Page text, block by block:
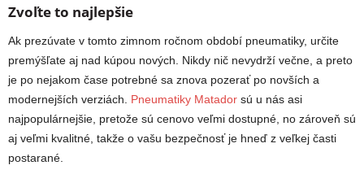
Zvoľte to najlepšie
Ak prezúvate v tomto zimnom ročnom období pneumatiky, určite
premýšľate aj nad kúpou nových. Nikdy nič nevydrží večne, a preto
je po nejakom čase potrebné sa znova pozerať po novších a
modernejších verziách. Pneumatiky Matador sú u nás asi
najpopulárnejšie, pretože sú cenovo veľmi dostupné, no zároveň sú
aj veľmi kvalitné, takže o vašu bezpečnosť je hneď z veľkej časti
postarané.